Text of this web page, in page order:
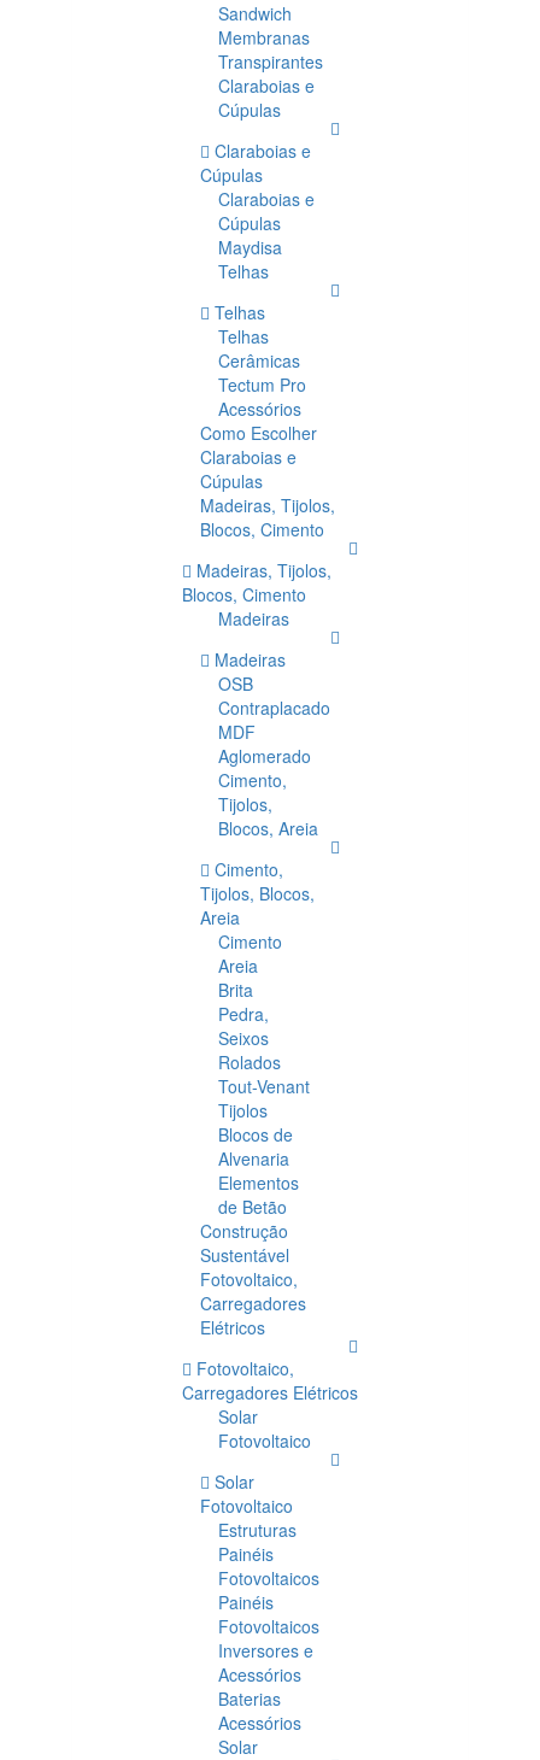
Sandwich
Membranas
Transpirantes
Claraboias e
Cúpulas
Claraboias e
Cúpulas
Claraboias e
Cúpulas
Maydisa
Telhas
Telhas
Telhas
Cerâmicas
Tectum Pro
Acessórios
Como Escolher
Claraboias e
Cúpulas
Madeiras, Tijolos,
Blocos, Cimento
Madeiras, Tijolos,
Blocos, Cimento
Madeiras
Madeiras
OSB
Contraplacado
MDF
Aglomerado
Cimento,
Tijolos,
Blocos, Areia
Cimento,
Tijolos, Blocos,
Areia
Cimento
Areia
Brita
Pedra,
Seixos
Rolados
Tout-Venant
Tijolos
Blocos de
Alvenaria
Elementos
de Betão
Construção
Sustentável
Fotovoltaico,
Carregadores
Elétricos
Fotovoltaico,
Carregadores Elétricos
Solar
Fotovoltaico
Solar
Fotovoltaico
Estruturas
Painéis
Fotovoltaicos
Painéis
Fotovoltaicos
Inversores e
Acessórios
Baterias
Acessórios
Solar